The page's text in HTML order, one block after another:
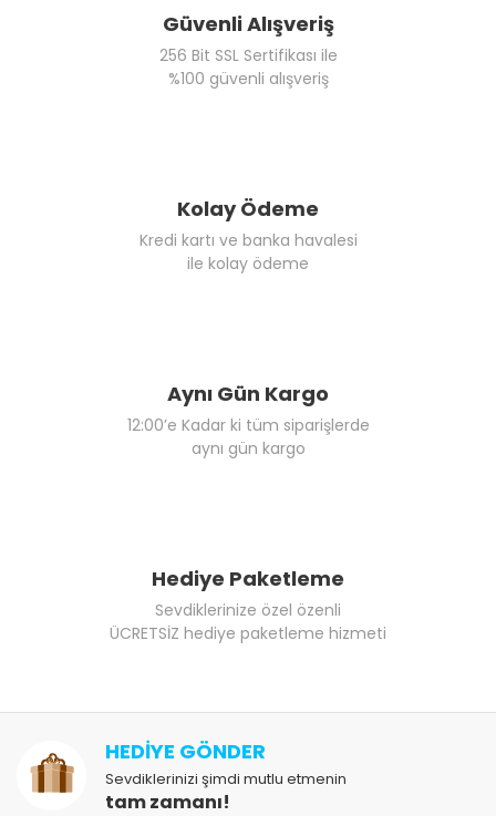
Güvenli Alışveriş
256 Bit SSL Sertifikası ile
%100 güvenli alışveriş
Kolay Ödeme
Kredi kartı ve banka havalesi
ile kolay ödeme
Aynı Gün Kargo
12:00’e Kadar ki tüm siparişlerde
aynı gün kargo
Hediye Paketleme
Sevdiklerinize özel özenli
ÜCRETSİZ hediye paketleme hizmeti
HEDİYE GÖNDER
Sevdiklerinizi şimdi mutlu etmenin
tam zamanı!